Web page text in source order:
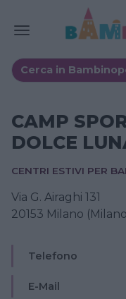
CAMP
DOLCE
CENTRI ESTIVI PER
Via G. Airaghi 131
20153 Milano
Telefono
E-Mail